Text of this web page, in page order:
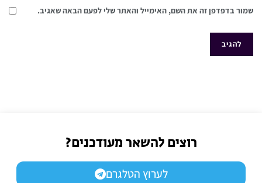
שמור בדפדפן זה את השם, האימייל והאתר שלי לפעם הבאה שאגיב.
רוצים להשאר מעודכנים?
לערוץ הטלגרם